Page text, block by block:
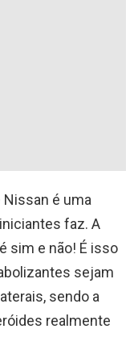
é uma
faz. A
sim e não! É isso
sejam
sendo a
realmente